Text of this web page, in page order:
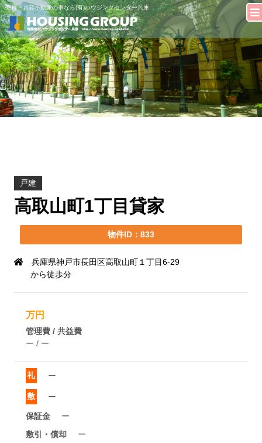
売買・賃貸不動産の事なら(有)ハウジングセンター兵庫
戸建
高取山町1丁目貸家
物件ID：833
兵庫県神戸市長田区高取山町１丁目6-29
から徒歩分
万円
管理費 / 共益費
ー / ー
礼 ー
敷 ー
保証金
ー
敷引・償却
ー